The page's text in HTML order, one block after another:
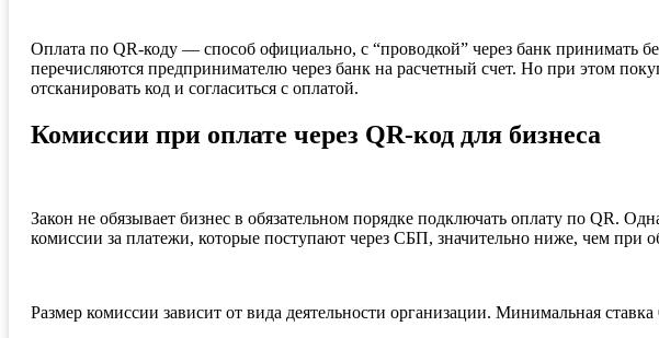
Оплата по QR-коду — способ официально, с “проводкой” через банк принимать
перечисляются предпринимателю через банк на расчетный счет. Но при этом
отсканировать код и согласиться с оплатой.
Комиссии при оплате через QR-код для бизнеса
Закон не обязывает бизнес в обязательном порядке подключать оплату по QR.
комиссии за платежи, которые поступают через СБП, значительно ниже, чем при
Размер комиссии зависит от вида деятельности организации. Минимальная